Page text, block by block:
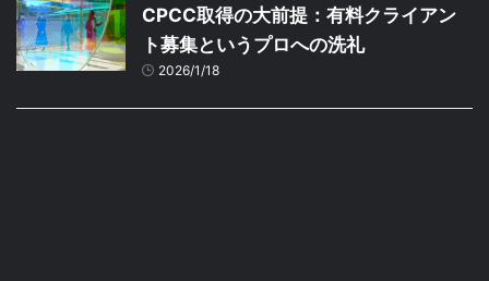
CPCC取得の大前提：有料クライアン
ト募集というプロへの洗礼
2026/1/18